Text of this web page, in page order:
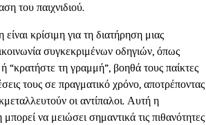
του παιχνιδιού.
κρίσιμη για τη διατήρηση μιας
συγκεκριμένων οδηγιών, όπως
“κρατήστε τη γραμμή”, βοηθά τους παίκτες
τους σε πραγματικό χρόνο, αποτρέποντας
οι αντίπαλοι. Αυτή η
να μειώσει σημαντικά τις πιθανότητες